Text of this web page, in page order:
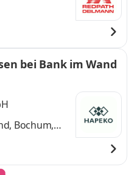
bei Bank im Wand
Bochum,